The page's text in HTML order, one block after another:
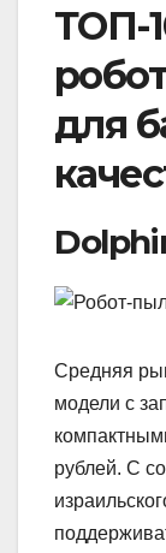
ТОП-
для
Средняя
модели с
рублей. С